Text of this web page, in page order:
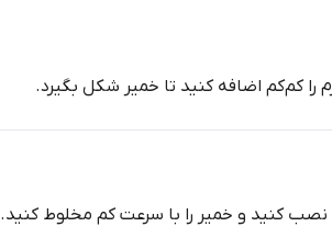
کم‌کم اضافه کنید تا خمیر شکل بگیرد.
نصب کنید و خمیر را با سرعت کم مخلوط کنید.